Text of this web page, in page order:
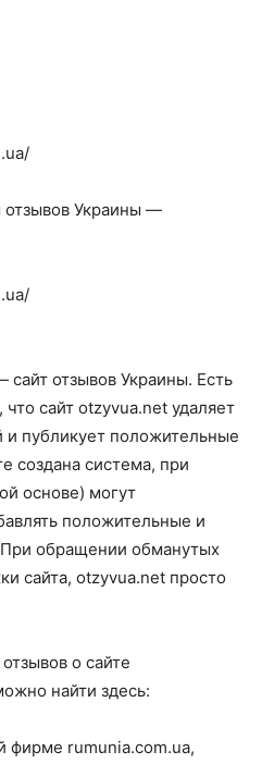
Украины —
отзывов Украины. Есть
сайт otzyvua.net удаляет
публикует положительные
создана система, при
основе) могут
положительные и
При обращении обманутых
сайта, otzyvua.net просто
о сайте
найти здесь:
фирме rumunia.com.ua,